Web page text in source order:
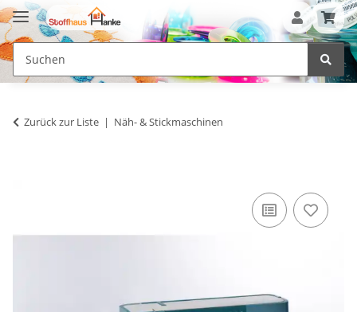
Zurück zur Liste Näh- & Stickmaschinen